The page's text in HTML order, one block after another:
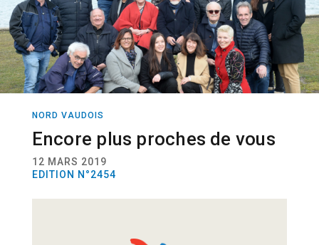
NORD VAUDOIS
Encore plus proches de vous
12 MARS 2019
EDITION N°2454